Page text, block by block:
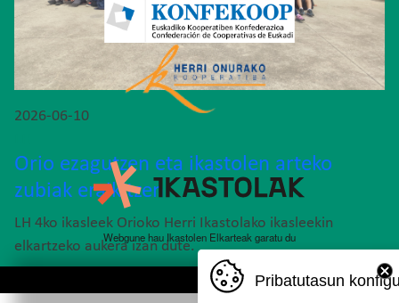
2026-06-10
Orio ezagutzen eta ikastolen arteko
zubiak eraikitzen
LH 4ko ikasleek Orioko Herri Ikastolako ikasleekin
elkartzeko aukera izan dute.
Webgune hau Ikastolen Elkarteak garatu du
Pribatutasun